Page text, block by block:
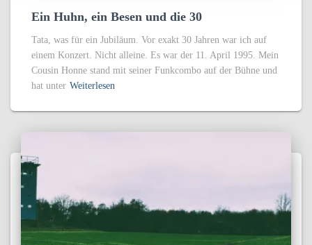
Ein Huhn, ein Besen und die 30
Tata, was für ein Jubiläum. Vor exakt 30 Jahren war ich auf
einem Konzert. Nicht alleine. Es war der 11. April 1995. Mein
Cousin Honne stand mit seiner Funkcombo auf der Bühne und
hat unter Weiterlesen